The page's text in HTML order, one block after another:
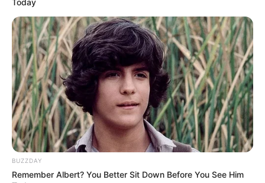
Today
BUZZDAY
Remember Albert? You Better Sit Down Before You See Him